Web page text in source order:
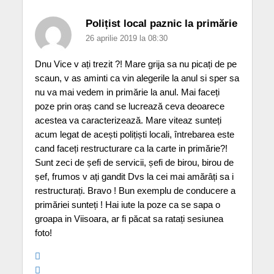
Polițist local paznic la primărie
26 aprilie 2019 la 08:30
Dnu Vice v ați trezit ?! Mare grija sa nu picați de pe
scaun, v as aminti ca vin alegerile la anul si sper sa
nu va mai vedem in primărie la anul. Mai faceți
poze prin oraș cand se lucrează ceva deoarece
acestea va caracterizează. Mare viteaz sunteți
acum legat de acești polițiști locali, întrebarea este
cand faceți restructurare ca la carte in primărie?!
Sunt zeci de șefi de servicii, șefi de birou, birou de
șef, frumos v ați gandit Dvs la cei mai amărâți sa i
restructurați. Bravo ! Bun exemplu de conducere a
primăriei sunteți ! Hai iute la poze ca se sapa o
groapa in Viisoara, ar fi păcat sa ratați sesiunea
foto!